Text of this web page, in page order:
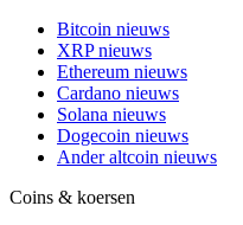
Bitcoin nieuws
XRP nieuws
Ethereum nieuws
Cardano nieuws
Solana nieuws
Dogecoin nieuws
Ander altcoin nieuws
Coins & koersen